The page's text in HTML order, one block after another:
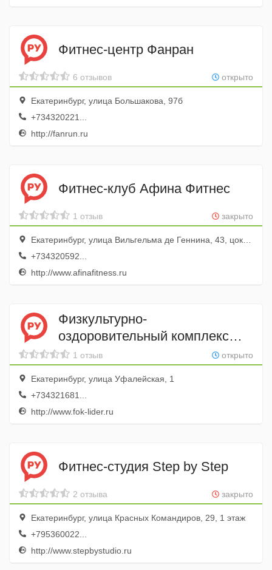
Фитнес-центр Фанран
открыто
6 отзывов
Екатеринбург, улица Большакова, 97б
+734320221...
http://fanrun.ru
Фитнес-клуб Афина Фитнес
закрыто
1 отзыв
Екатеринбург, улица Вильгельма де Геннина, 43, цокольный этаж
+734320592...
http://www.afinafitness.ru
Физкультурно-
оздоровительный комплекс
Лидер
открыто
1 отзыв
Екатеринбург, улица Уфалейская, 1
+734321681...
http://www.fok-lider.ru
Фитнес-студия Step by Step
закрыто
2 отзыва
Екатеринбург, улица Красных Командиров, 29, 1 этаж
+795360022...
http://www.stepbystudio.ru